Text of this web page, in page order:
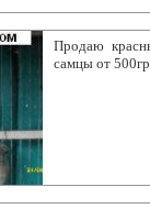
Продаю
самцы от